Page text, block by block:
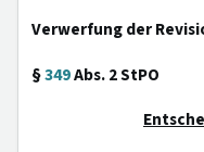
Verwerfung der
§349Abs. 2 StPO